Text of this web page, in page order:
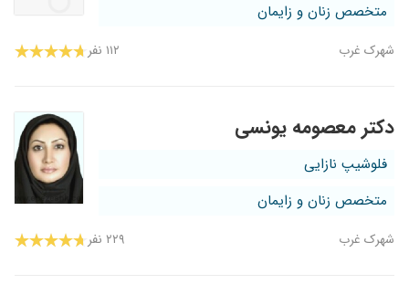
متخصص زنان و زایمان
شهرک غرب ۱۱۲ نفر
دکتر معصومه یونسی
فلوشیپ نازایی
متخصص زنان و زایمان
شهرک غرب ۲۲۹ نفر